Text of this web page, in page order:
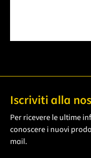
Iscriviti alla
Per ricevere le ultime
conoscere i nuovi
mail.